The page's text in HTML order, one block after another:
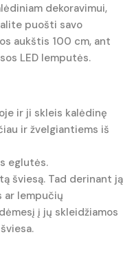
dekoravimui,
puošti savo
aukštis 100 cm, ant
LED lemputės.
ir ji skleis kalėdinę
ir žvelgiantiems iš
eglutės.
šviesą. Tad derinant ją
ar lempučių
į jų skleidžiamos